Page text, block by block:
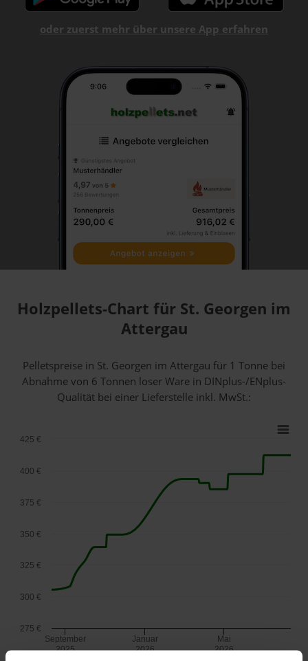
oder zuerst mehr über unsere App erfahren
Holzpellets-Chart für St. Georgen im
Attergau
Pelletspreise in St. Georgen im Attergau für 1 Tonne bei
Abnahmevon 6 Tonnen loser Ware in DINplus-/ENplus-
Qualität bei einer Lieferstelle inkl. MwSt.:
September
2025
Januar
2026
Mai
2026
275 €
300 €
325 €
350 €
375 €
400 €
425 €